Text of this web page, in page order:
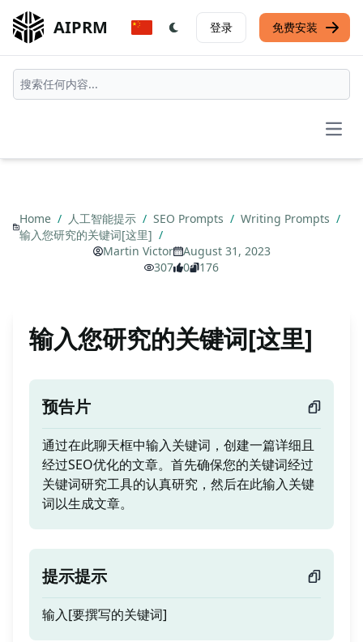
AIPRM 登录 免费安装
Home / 人工智能提示 / SEO Prompts / Writing Prompts /
输入您研究的关键词[这里] /
Martin Victor
August 31, 2023
307
0 176
输入您研究的关键词[这里]
预告片
通过在此聊天框中输入关键词，创建一篇详细且
经过SEO优化的文章。首先确保您的关键词经过
关键词研究工具的认真研究，然后在此输入关键
词以生成文章。
提示提示
输入[要撰写的关键词]